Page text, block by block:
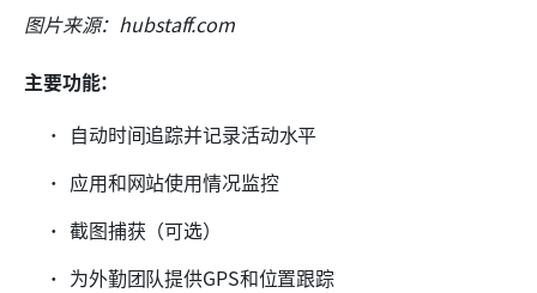
图片来源：hubstaff.com
主要功能：
自动时间追踪并记录活动水平
应用和网站使用情况监控
截图捕获（可选）
为外勤团队提供GPS和位置跟踪